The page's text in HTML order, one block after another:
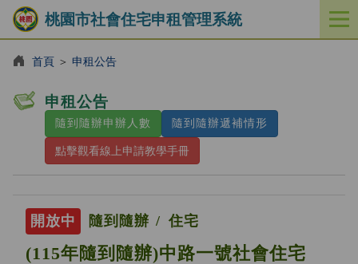
桃園市社會住宅申租管理系統
開
啟
首頁 ＞ 申租公告
申租公告
隨到隨辦申辦人數 隨到隨辦遞補情形
點擊觀看線上申請教學手冊
開放中 隨到隨辦 住宅
(115年隨到隨辦)中路一號社會住宅